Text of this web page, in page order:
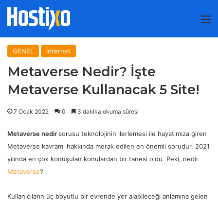
GENEL İnternet
Metaverse Nedir? İşte
Metaverse Kullanacak 5 Site!
7 Ocak 2022 0 3 dakika okuma süresi
Metaverse nedirsorusu teknolojinin ilerlemesi ile hayatımıza giren
Metaverse kavramı hakkında merak edilen en önemli sorudur. 2021
yılında en çok konuşulan konulardan bir tanesi oldu. Peki, nedir
Metaverse?
Kullanıcıların üç boyutlu bir evrende yer alabileceği anlamına gelen